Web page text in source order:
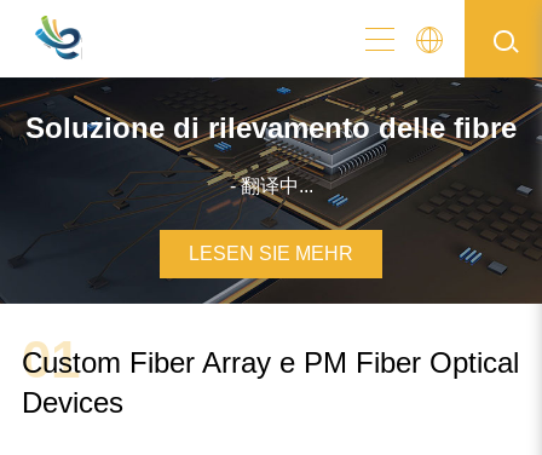
Soluzione di rilevamento delle fibre
- 翻译中...
LESEN SIE MEHR
Custom Fiber Array e PM Fiber Optical
Devices
01